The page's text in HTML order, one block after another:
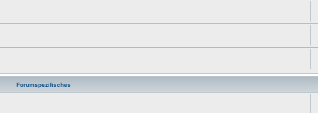
Forumspezifisches